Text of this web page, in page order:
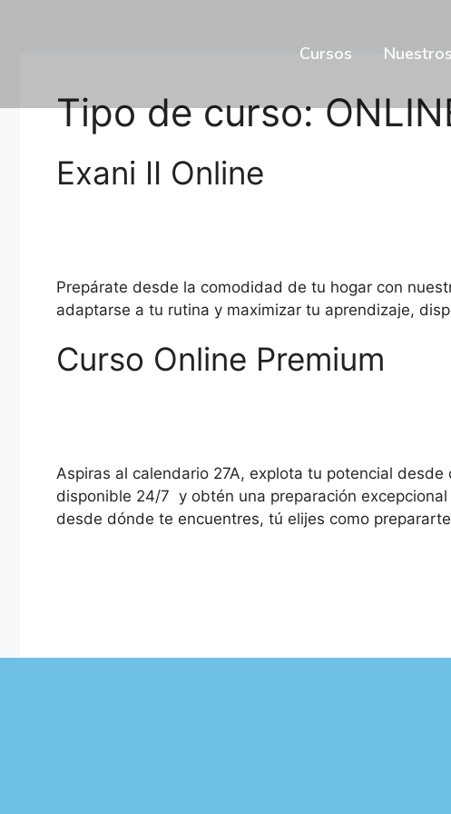
Cursos
Tipo de curso:
Exani II Online
Prepárate desde la comodidad de tu hogar con
adaptarse a tu rutina y maximizar tu aprendizaje,
Curso Online Premium
Aspiras al calendario 27A, explota tu potencial
disponible 24/7 y obtén una preparación
desde dónde te encuentres, tú elijes como